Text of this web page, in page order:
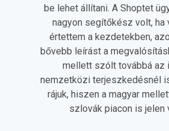
be lehet állítani. A Shoptet
nagyon segítőkész volt, ha
értettem a kezdetekben,
bővebb leírást a
mellett szólt továbbá az
nemzetközi terjeszkedésnél
rájuk, hiszen a magyar
szlovák piacon is jelen